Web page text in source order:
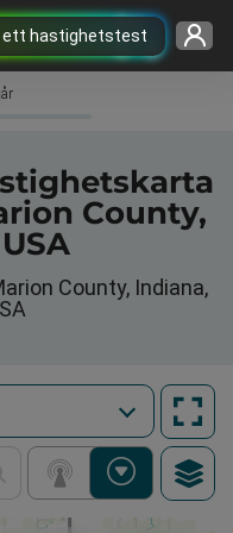
ett hastighetstest
County,
County, Indiana,